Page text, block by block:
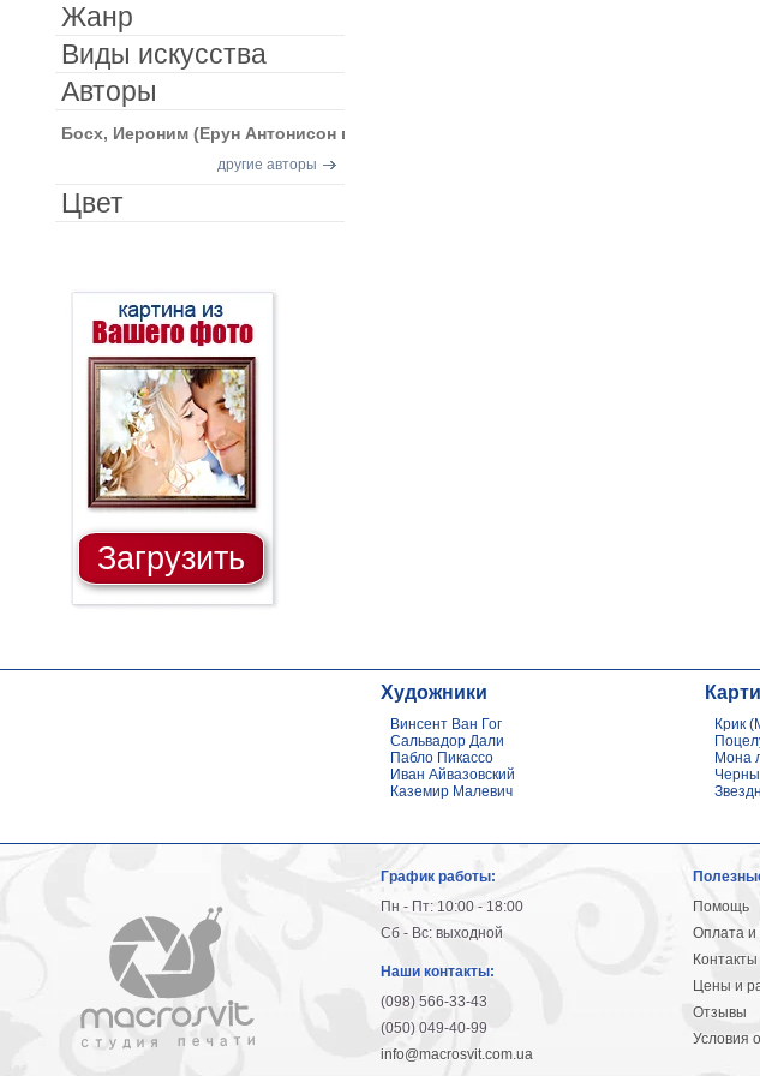
Жанр
Виды искусства
Авторы
Босх, Иероним (Ерун Антонисон ван Акен)
другие авторы
Цвет
Загрузить
Художники
Винсент Ван Гог
Сальвадор Дали
Пабло Пикассо
Иван Айвазовский
Каземир Малевич
Крик
Мона
График работы:
Пн - Пт: 10:00 - 18:00
Сб - Вс: выходной
Наши контакты:
(098) 566-33-43
(050) 049-40-99
info@macrosvit.com.ua
Помощь
Оплата и
Контакты
Цены и
Отзывы
Условия